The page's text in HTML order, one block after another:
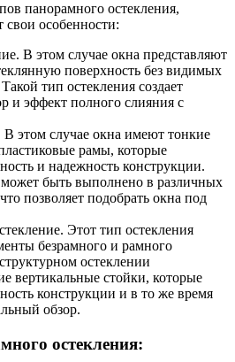
панорамного остекления,
особенности:
В этом случае окна представляют
поверхность без видимых
тип остекления создает
и эффект полного слияния с
В этом случае окна имеют тонкие
рамы, которые
и надежность конструкции.
быть выполнено в различных
позволяет подобрать окна под
Этот тип остекления
безрамного и рамного
остеклении
вертикальные стойки, которые
конструкции и в то же время
обзор.
остекления: